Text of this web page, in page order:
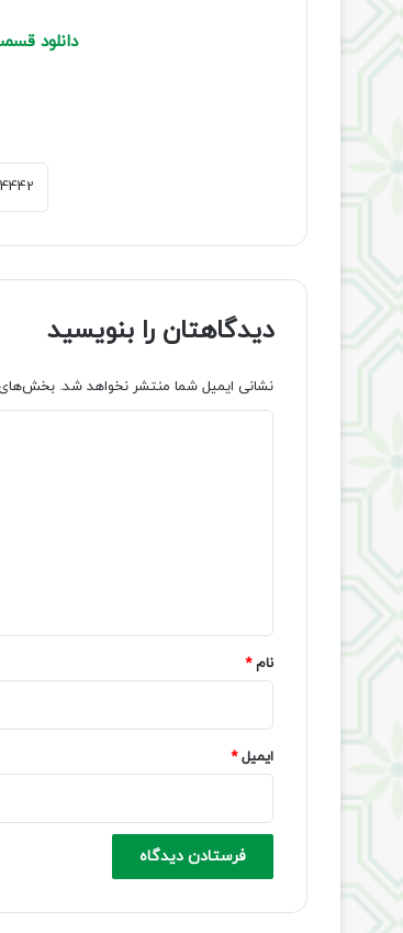
دانلود
دیدگاهتان را بنویسید
نشانی ایمیل شما منتشر نخواهد شد. بخش‌های
نام*
ایمیل*